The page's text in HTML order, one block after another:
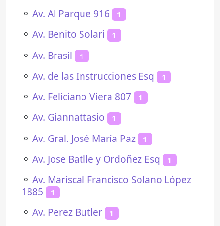
⚬ Av. Al Parque 916 1
⚬ Av. Benito Solari 1
⚬ Av. Brasil 1
⚬ Av. de las Instrucciones Esq 1
⚬ Av. Feliciano Viera 807 1
⚬ Av. Giannattasio 1
⚬ Av. Gral. José María Paz 1
⚬ Av. Jose Batlle y Ordoñez Esq 1
⚬ Av. Mariscal Francisco Solano López
1885
1
⚬ Av. Perez Butler 1